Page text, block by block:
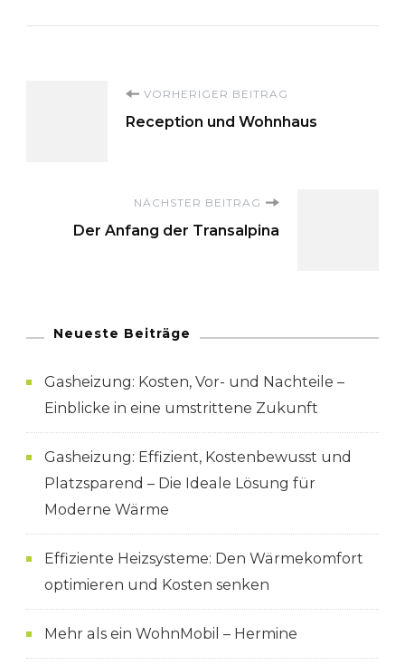
Beitragsnavigation
VORHERIGER BEITRAG
Reception und Wohnhaus
NÄCHSTER BEITRAG
Der Anfang der Transalpina
Neueste Beiträge
Gasheizung: Kosten, Vor- und Nachteile –
Einblicke in eine umstrittene Zukunft
Gasheizung: Effizient, Kostenbewusst und
Platzsparend – Die Ideale Lösung für
Moderne Wärme
Effiziente Heizsysteme: Den Wärmekomfort
optimieren und Kosten senken
Mehr als ein WohnMobil – Hermine